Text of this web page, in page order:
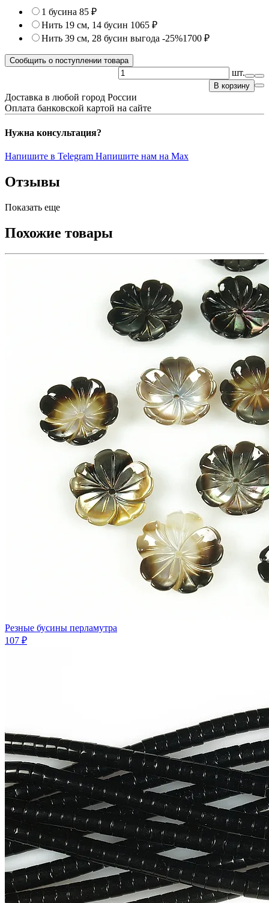
1 бусина 85 ₽
Нить 19 см, 14 бусин 1065 ₽
Нить 39 см, 28 бусин выгода -25%1700 ₽
Сообщить о поступлении товара
шт.
В корзину
Доставка в любой город России
Оплата банковской картой на сайте
Нужна консультация?
Напишите в Telegram Напишите нам на Max
Отзывы
Показать еще
Похожие товары
Резные бусины перламутра
107 ₽